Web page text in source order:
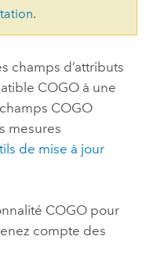
.
champs d’attributs
COGO à une
COGO
mesures
de mise à jour
COGO pour
compte des